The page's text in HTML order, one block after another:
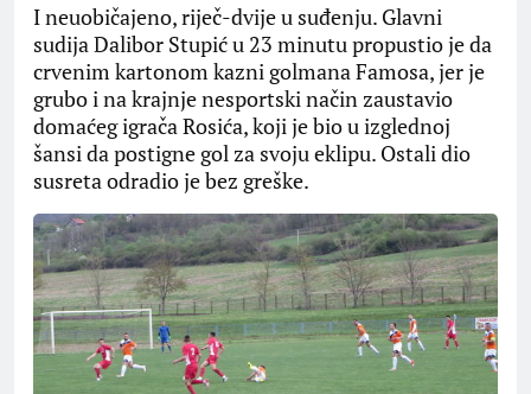
I neuobičajeno, riječ-dvije u suđenju. Glavni
sudija Dalibor Stupić u 23 minutu propustio je da
crvenim kartonom kazni golmana Famosa, jer je
grubo i na krajnje nesportski način zaustavio
domaćeg igrača Rosića, koji je bio u izglednoj
šansi da postigne gol za svoju eklipu. Ostali dio
susreta odradio je bez greške.